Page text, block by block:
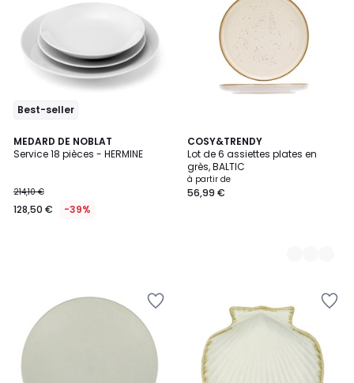
Best-seller
MEDARD DE NOBLAT
Service 18 pièces - HERMINE
214,10 €
128,50 € -39%
COSY&TRENDY
Lot de 6 assiettes plates en
grès, BALTIC
à partir de
56,99 €
5
Couleurs